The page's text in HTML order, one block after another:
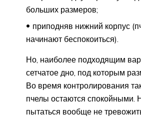
больших размеров;
приподняв нижний корпус
начинают беспокоиться).
Но, наиболее подходящим
сетчатое дно, под которым
Во время контролирования
пчелы остаются спокойными.
пытаться вообще не